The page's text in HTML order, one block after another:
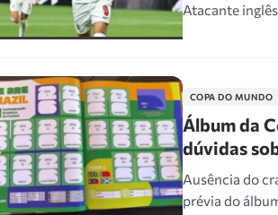
Atacante
COPA DO MUNDO
Álbum da
dúvidas
Ausência do
prévia do